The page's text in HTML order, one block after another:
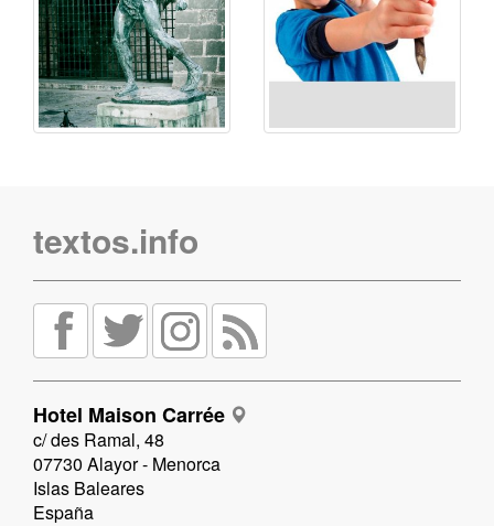
textos.info
Hotel Maison Carrée
c/ des Ramal, 48
07730 Alayor - Menorca
Islas Baleares
España